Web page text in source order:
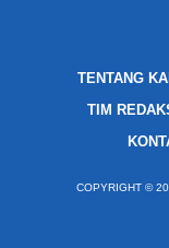
TENTANG
TIM
COPYRIGHT ©